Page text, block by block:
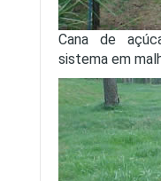
Cana de
sistema em